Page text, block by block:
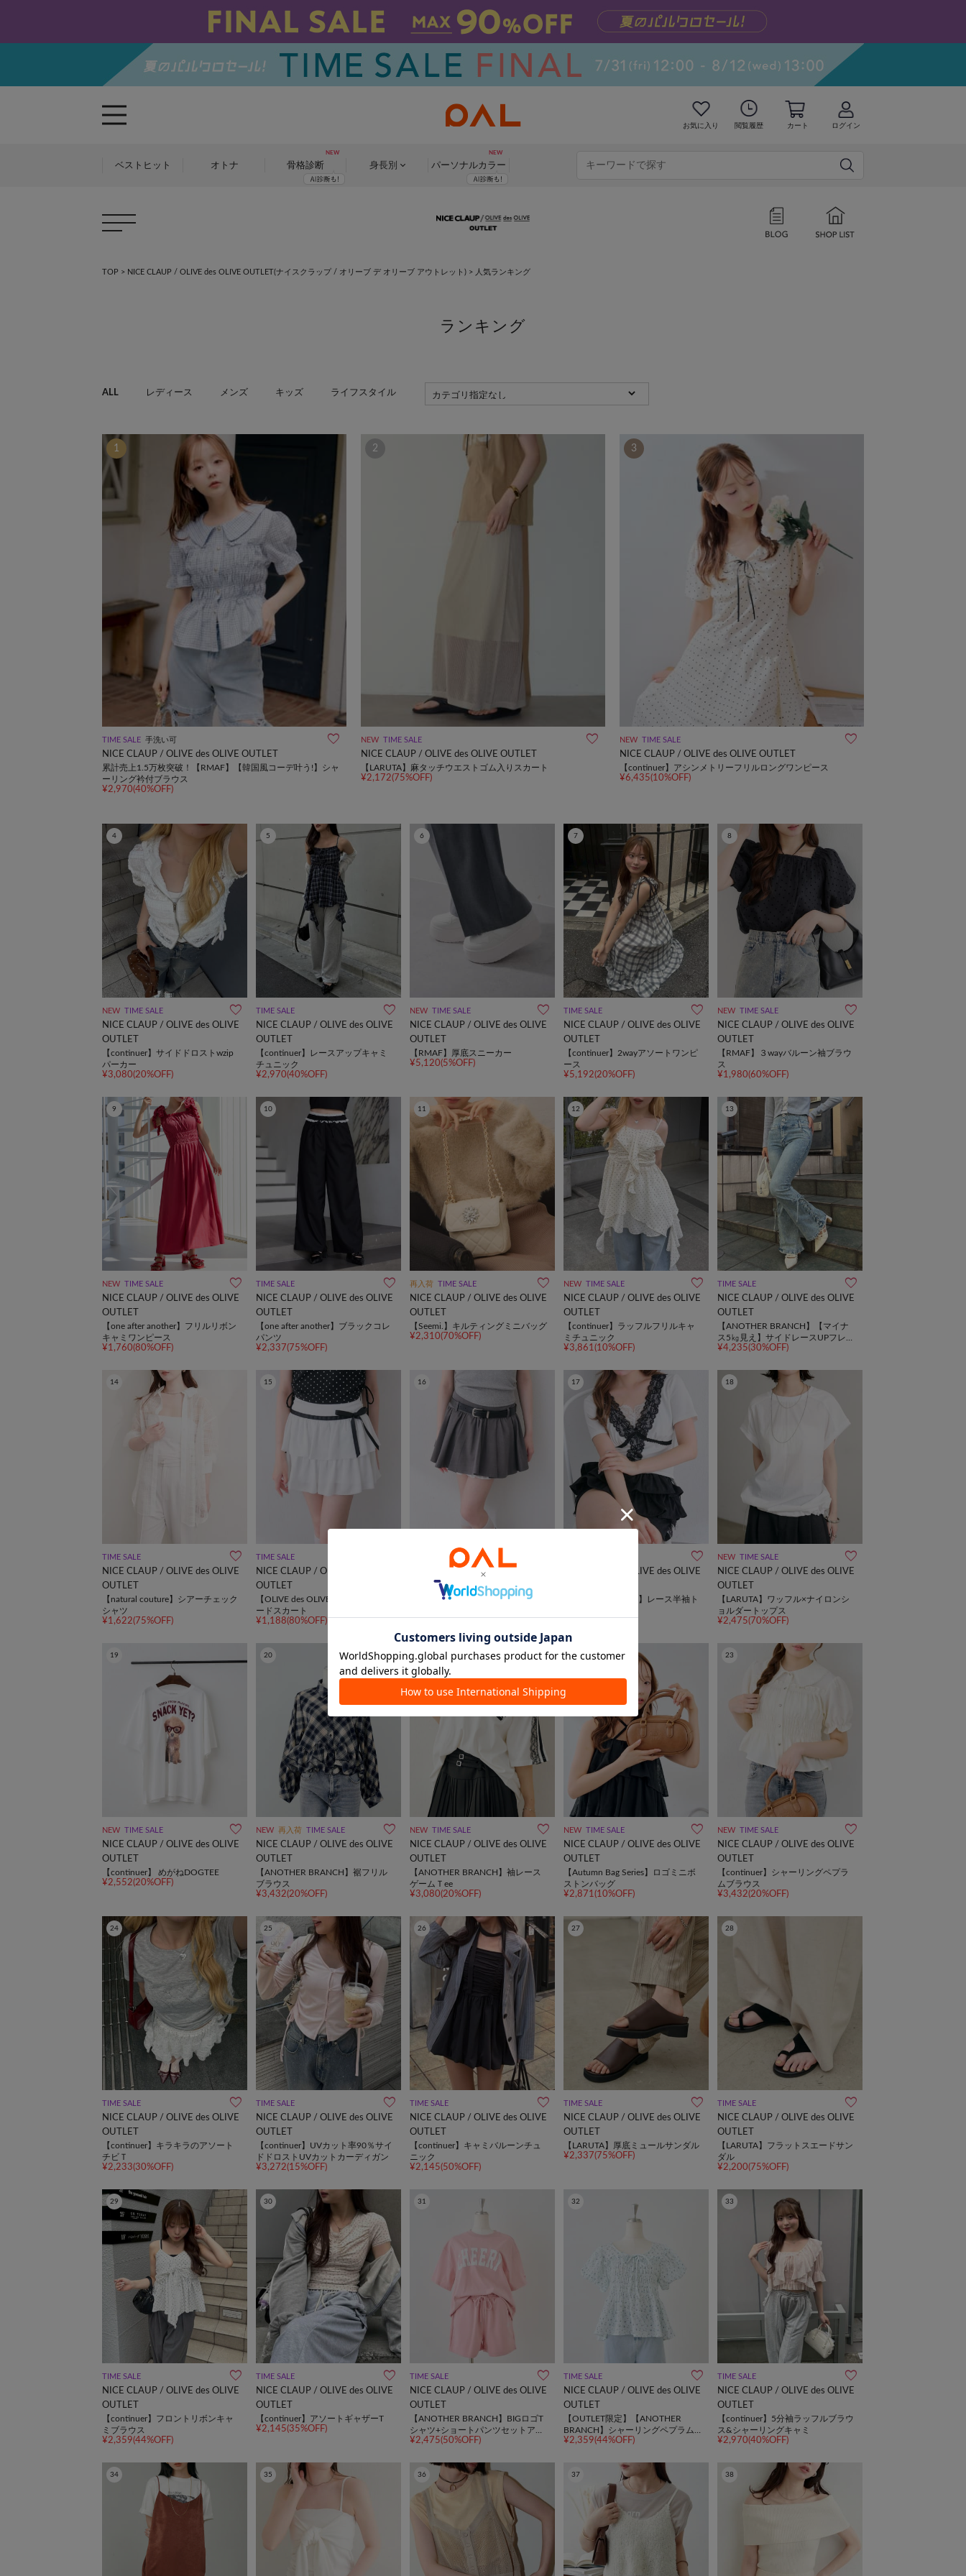
お気に入り 閲覧履歴 カート ログイン
ベストヒット オトナ 骨格診断 身長別 パーソナルカラー
TOP > NICE CLAUP / OLIVE des OLIVE OUTLET(ナイスクラップ / オリーブ デ オリーブ アウトレット) > 人気ランキング
ALL レディース メンズ キッズ ライフスタイル
1
TIME SALE 手洗い可
NICE CLAUP / OLIVE des OLIVE OUTLET
累計売上1.5万枚突破！【RMAF】【韓国風コーデ叶う!】シャ
ーリング衿付ブラウス
¥2,970(40%OFF)
2
NEW TIME SALE
NICE CLAUP / OLIVE des OLIVE OUTLET
【LARUTA】麻タッチウエストゴム入りスカート
¥2,172(75%OFF)
3
NEW TIME SALE
NICE CLAUP / OLIVE des OLIVE OUTLET
【continuer】アシンメトリーフリルロングワンピース
¥6,435(10%OFF)
4
NEW TIME SALE
NICE CLAUP / OLIVE des OLIVE
OUTLET
【continuer】サイドドロストwzip
パーカー
¥3,080(20%OFF)
5
TIME SALE
NICE CLAUP / OLIVE des OLIVE
OUTLET
【continuer】レースアップキャミ
チュニック
¥2,970(40%OFF)
6
NEW TIME SALE
NICE CLAUP / OLIVE des OLIVE
OUTLET
【RMAF】厚底スニーカー
¥5,120(5%OFF)
7
TIME SALE
NICE CLAUP / OLIVE des OLIVE
OUTLET
【continuer】2wayアソートワンピ
ース
¥5,192(20%OFF)
8
NEW TIME SALE
NICE CLAUP / OLIVE des OLIVE
OUTLET
【RMAF】３wayバルーン袖ブラウ
ス
¥1,980(60%OFF)
9
NEW TIME SALE
NICE CLAUP / OLIVE des OLIVE
OUTLET
【one after another】フリルリボン
キャミワンピース
¥1,760(80%OFF)
10
TIME SALE
NICE CLAUP / OLIVE des OLIVE
OUTLET
【one after another】ブラックコレ
パンツ
¥2,337(75%OFF)
11
再入荷 TIME SALE
NICE CLAUP / OLIVE des OLIVE
OUTLET
【Seemi.】キルティングミニバッグ
¥2,310(70%OFF)
12
NEW TIME SALE
NICE CLAUP / OLIVE des OLIVE
OUTLET
【continuer】ラッフルフリルキャ
ミチュニック
¥3,861(10%OFF)
13
TIME SALE
NICE CLAUP / OLIVE des OLIVE
OUTLET
【ANOTHER BRANCH】【マイナ
ス5㎏見え】サイドレースUPフレア
デニム
¥4,235(30%OFF)
14
TIME SALE
NICE CLAUP / OLIVE des OLIVE
OUTLET
【natural couture】シアーチェック
シャツ
¥1,622(75%OFF)
15
TIME SALE
NICE CLAUP / OLIVE des OLIVE
OUTLET
【OLIVE des OLIVE】リボンティア
ードスカート
¥1,188(80%OFF)
16
NICE CLAUP / OLIVE des OLIVE
OUTLET
【OLIVE des OLIVE】ベルト付きタ
17
NICE CLAUP / OLIVE des OLIVE
【OLIVE des OLIVE】レース半袖ト
18
NEW TIME SALE
NICE CLAUP / OLIVE des OLIVE
OUTLET
【LARUTA】ワッフル×ナイロンシ
ョルダートップス
¥2,475(70%OFF)
19
NEW TIME SALE
NICE CLAUP / OLIVE des OLIVE
OUTLET
【continuer】 めがねDOGTEE
¥2,552(20%OFF)
20
NEW 再入荷 TIME SALE
NICE CLAUP / OLIVE des OLIVE
OUTLET
【ANOTHER BRANCH】裾フリル
ブラウス
¥3,432(20%OFF)
21
NEW TIME SALE
NICE CLAUP / OLIVE des OLIVE
OUTLET
【ANOTHER BRANCH】袖レース
ゲームＴee
¥3,080(20%OFF)
22
NEW TIME SALE
NICE CLAUP / OLIVE des OLIVE
OUTLET
【Autumn Bag Series】ロゴミニボ
ストンバッグ
¥2,871(10%OFF)
23
NEW TIME SALE
NICE CLAUP / OLIVE des OLIVE
OUTLET
【continuer】シャーリングペプラ
ムブラウス
¥3,432(20%OFF)
24
TIME SALE
NICE CLAUP / OLIVE des OLIVE
OUTLET
【continuer】キラキラのアソート
チビＴ
¥2,233(30%OFF)
25
TIME SALE
NICE CLAUP / OLIVE des OLIVE
OUTLET
【continuer】UVカット率90％サイ
ドドロストUVカットカーディガン
¥3,272(15%OFF)
26
TIME SALE
NICE CLAUP / OLIVE des OLIVE
OUTLET
【continuer】キャミバルーンチュ
ニック
¥2,145(50%OFF)
27
TIME SALE
NICE CLAUP / OLIVE des OLIVE
OUTLET
【LARUTA】厚底ミュールサンダル
¥2,337(75%OFF)
28
TIME SALE
NICE CLAUP / OLIVE des OLIVE
OUTLET
【LARUTA】フラットスエードサン
ダル
¥2,200(75%OFF)
29
TIME SALE
NICE CLAUP / OLIVE des OLIVE
OUTLET
【continuer】フロントリボンキャ
ミブラウス
¥2,359(44%OFF)
30
TIME SALE
NICE CLAUP / OLIVE des OLIVE
OUTLET
【continuer】アソートギャザーT
¥2,145(35%OFF)
31
TIME SALE
NICE CLAUP / OLIVE des OLIVE
OUTLET
【ANOTHER BRANCH】BIGロゴT
シャツ+ショートパンツセットアッ
プ
¥2,475(50%OFF)
32
TIME SALE
NICE CLAUP / OLIVE des OLIVE
OUTLET
【OUTLET限定】【ANOTHER
BRANCH】シャーリングペプラムブ
ラウス
¥2,359(44%OFF)
33
TIME SALE
NICE CLAUP / OLIVE des OLIVE
OUTLET
【continuer】5分袖ラッフルブラウ
ス&シャーリングキャミ
¥2,970(40%OFF)
34 35 36 37 38